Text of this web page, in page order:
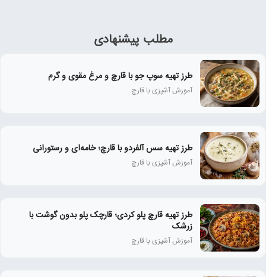
مطلب پیشنهادی
طرز تهیه سوپ جو با قارچ و مرغ مقوی و گرم
آموزش آشپزی با قارچ
طرز تهیه سس آلفردو با قارچ؛ خامه‌ای و رستورانی
آموزش آشپزی با قارچ
طرز تهیه قارچ پلو کردی؛ قارچک پلو بدون گوشت با
زرشک
آموزش آشپزی با قارچ